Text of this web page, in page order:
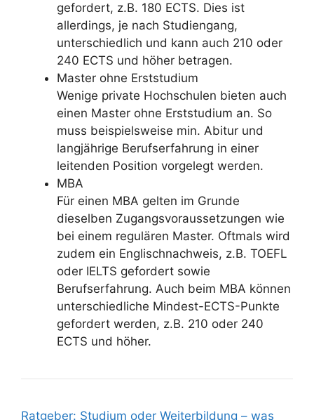
gefordert, z.B. 180 ECTS. Dies ist
allerdings, je nach Studiengang,
unterschiedlich und kann auch 210 oder
240 ECTS und höher betragen.
Master ohne Erststudium
Wenige private Hochschulen bieten auch
einen Master ohne Erststudium an. So
muss beispielsweise min. Abitur und
langjährige Berufserfahrung in einer
leitenden Position vorgelegt werden.
MBA
Für einen MBA gelten im Grunde
dieselben Zugangsvoraussetzungen wie
bei einem regulären Master. Oftmals wird
zudem ein Englischnachweis, z.B. TOEFL
oder IELTS gefordert sowie
Berufserfahrung. Auch beim MBA können
unterschiedliche Mindest-ECTS-Punkte
gefordert werden, z.B. 210 oder 240
ECTS und höher.
Ratgeber: Studium oder Weiterbildung – was